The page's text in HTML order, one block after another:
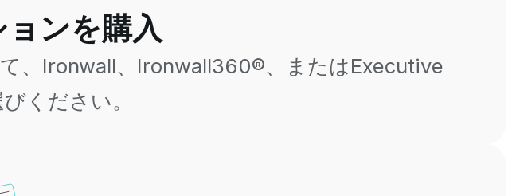
ンを購入
、Ironwall、Ironwall360®、またはExecutive
ください。